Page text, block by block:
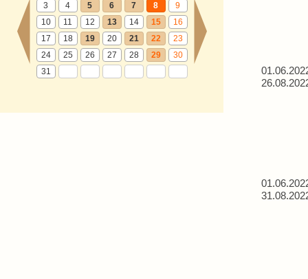
3
4 5 6 7 8
9
10
11 12 13 14 15
16
17
18 19 20 21 22
23
24
25 26 27 28 29
30
31